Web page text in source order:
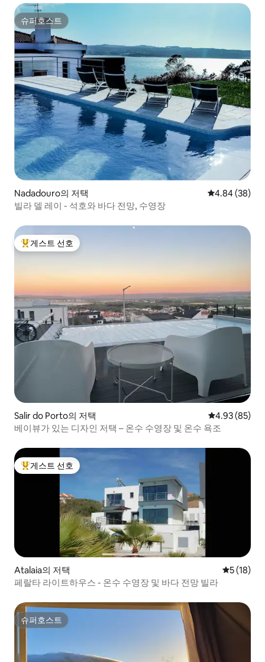
슈퍼호스트
슈퍼호스트
Nadadouro의 저택 평점 4.84점(5
4.84 (38)
빌라 델 레이 - 석호와 바다 전망, 수영장
상위 게스트 선호
게스트 선호
Salir do Porto의 저택 평점 4.93점(5
4.93 (85)
베이뷰가 있는 디자인 저택 – 온수 수영장 및 온수 욕조
상위 게스트 선호
게스트 선호
Atalaia의 저택 평점 5점
5 (18)
페랄타 라이트하우스 - 온수 수영장 및 바다 전망 빌라
슈퍼호스트
슈퍼호스트